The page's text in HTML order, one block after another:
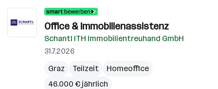
Office & Immobilienassistenz
Schantl ITH Immobilientreuhand GmbH
31.7.2026
Graz
Teilzeit
Homeoffice
46.000 € jährlich